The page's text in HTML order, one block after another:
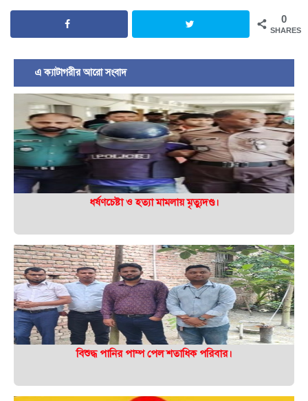
0
SHARES
এ ক্যাটাগরীর আরো সংবাদ
ধর্ষণচেষ্টা ও হত্যা মামলায় মৃত্যুদণ্ড।
বিশুদ্ধ পানির পাম্প পেল শতাধিক পরিবার।